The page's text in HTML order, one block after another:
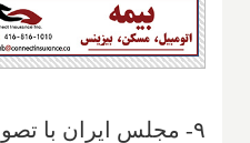
۹- مجلس ایران با